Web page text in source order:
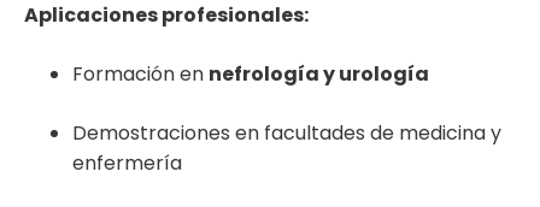
Aplicaciones profesionales:
Formación en nefrología y urología
Demostraciones en facultades de medicina y
enfermería